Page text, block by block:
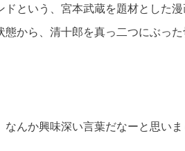
という、宮本武蔵を題材とした
から、清十郎を真っ二つにぶっ
んか興味深い言葉だなーと思いま